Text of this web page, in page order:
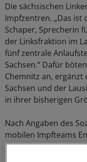
Die sächsischen
Impfzentren. „Das ist
Schaper, Sprecherin
der Linksfraktion im
fünf zentrale
Sachsen.“ Dafür
Chemnitz an,
Sachsen und der
in ihrer bisherigen
Nach Angaben des
mobilen Impfteams
einstellen. Von